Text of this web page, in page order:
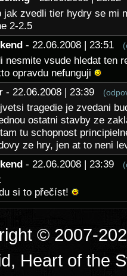
jak zvedli tier hydry se mi
2-2.5
- 22.06.2008 | 23:51
nesmite vsude hledat ten
opravdu nefunguji
- 22.06.2008 | 23:39
tragedie je zvedani
ostatni stavby ze
tu schopnost
ze hry, jen at to neni
- 22.06.2008 | 23:39
si to přečíst!
© 2007-
Heart of the